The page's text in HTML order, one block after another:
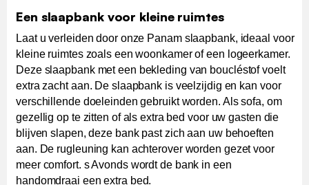
Een slaapbank voor kleine ruimtes
Laat u verleiden door onze Panam slaapbank, ideaal voor
kleine ruimtes zoals een woonkamer of een logeerkamer.
Deze slaapbank met een bekleding van boucléstof voelt
extra zacht aan. De slaapbank is veelzijdig en kan voor
verschillende doeleinden gebruikt worden. Als sofa, om
gezellig op te zitten of als extra bed voor uw gasten die
blijven slapen, deze bank past zich aan uw behoeften
aan. De rugleuning kan achterover worden gezet voor
meer comfort. s Avonds wordt de bank in een
handomdraai een extra bed.